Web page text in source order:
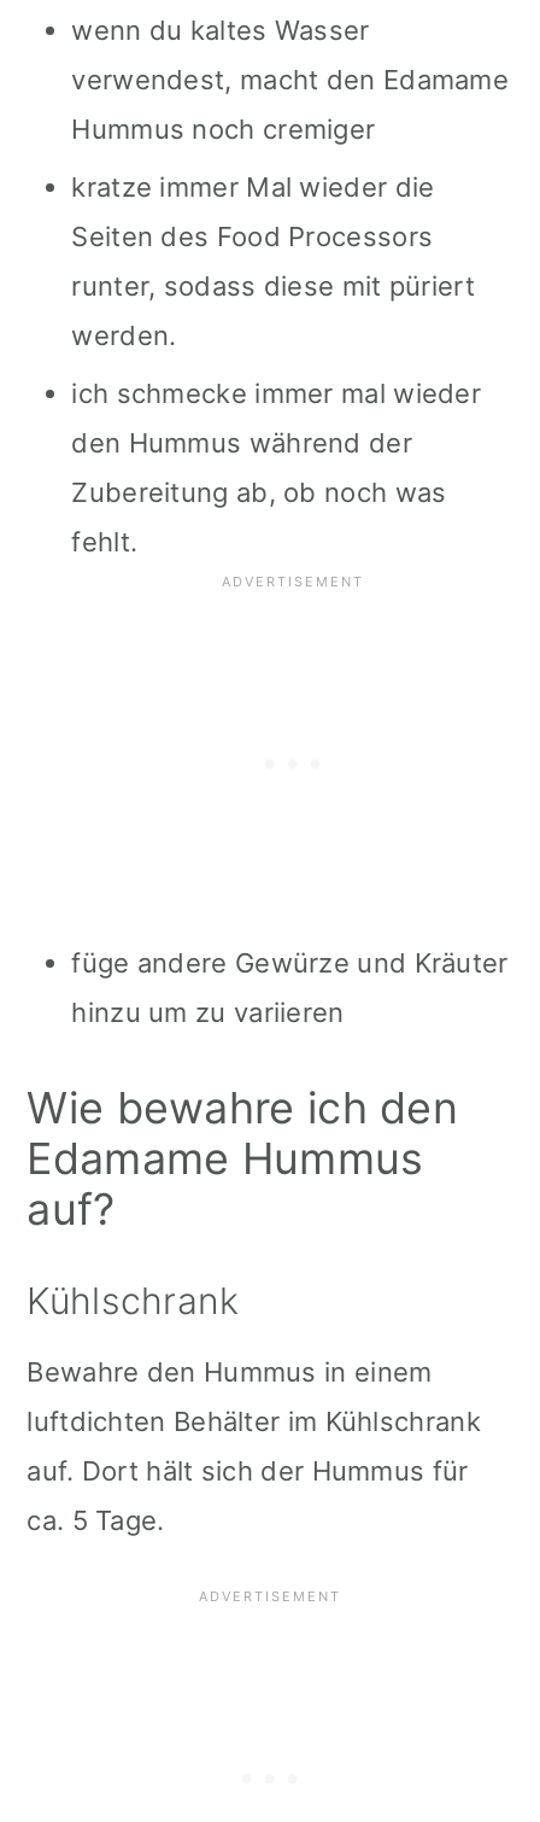
wenn du kaltes Wasser
verwendest, macht den Edamame
Hummus noch cremiger
kratze immer Mal wieder die
Seiten des Food Processors
runter, sodass diese mit püriert
werden.
ich schmecke immer mal wieder
den Hummus während der
Zubereitung ab, ob noch was
fehlt.
füge andere Gewürze und Kräuter
hinzu um zu variieren
Wie bewahre ich den
Edamame Hummus
auf?
Kühlschrank
Bewahre den Hummus in einem
luftdichten Behälter im Kühlschrank
auf. Dort hält sich der Hummus für
ca. 5 Tage.